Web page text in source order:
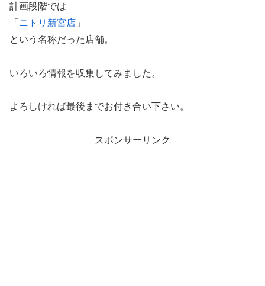
計画段階では
「 ニトリ新宮店 」
という名称だった店舗。
いろいろ情報を収集してみました。
よろしければ最後までお付き合い下さい。
スポンサーリンク